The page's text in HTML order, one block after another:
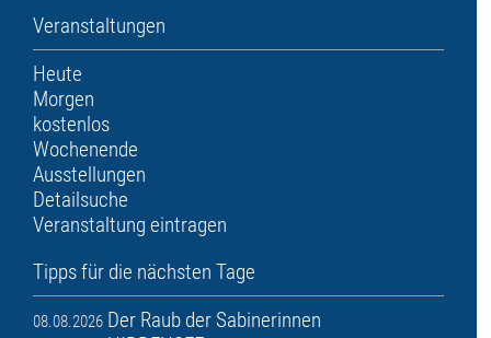
Veranstaltungen
Heute
Morgen
kostenlos
Wochenende
Ausstellungen
Detailsuche
Veranstaltung eintragen
Tipps für die nächsten Tage
08.08.2026 Der Raub der Sabinerinnen